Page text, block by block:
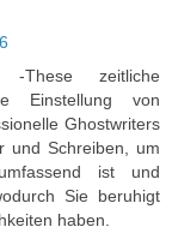
zeitliche
Einstellung von
Ghostwriters
und Schreiben, um
ist und
Sie beruhigt
haben.